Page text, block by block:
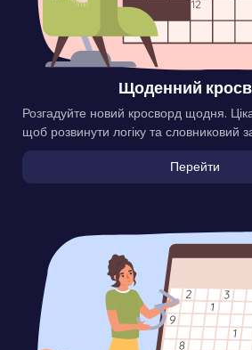
Щоденний
Розгадуйте новий кросворд щодня.
щоб розвинути логіку та словниковий
Перейти